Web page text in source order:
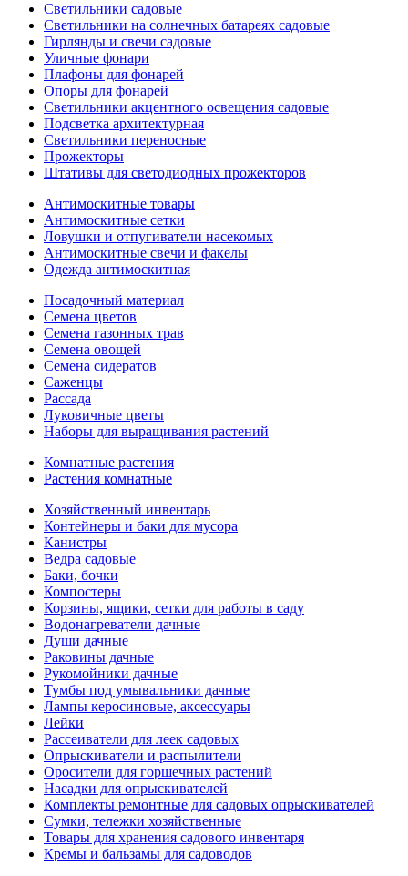
Светильники садовые
Светильники на солнечных батареях садовые
Гирлянды и свечи садовые
Уличные фонари
Плафоны для фонарей
Опоры для фонарей
Светильники акцентного освещения садовые
Подсветка архитектурная
Светильники переносные
Прожекторы
Штативы для светодиодных прожекторов
Антимоскитные товары
Антимоскитные сетки
Ловушки и отпугиватели насекомых
Антимоскитные свечи и факелы
Одежда антимоскитная
Посадочный материал
Семена цветов
Семена газонных трав
Семена овощей
Семена сидератов
Саженцы
Рассада
Луковичные цветы
Наборы для выращивания растений
Комнатные растения
Растения комнатные
Хозяйственный инвентарь
Контейнеры и баки для мусора
Канистры
Ведра садовые
Баки, бочки
Компостеры
Корзины, ящики, сетки для работы в саду
Водонагреватели дачные
Души дачные
Раковины дачные
Рукомойники дачные
Тумбы под умывальники дачные
Лампы керосиновые, аксессуары
Лейки
Рассеиватели для леек садовых
Опрыскиватели и распылители
Оросители для горшечных растений
Насадки для опрыскивателей
Комплекты ремонтные для садовых опрыскивателей
Сумки, тележки хозяйственные
Товары для хранения садового инвентаря
Кремы и бальзамы для садоводов